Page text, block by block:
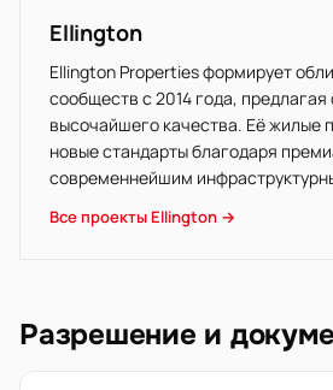
Ellington
Ellington Properties формирует
сообществ с 2014 года, предлагая
высочайшего качества. Её жилые
новые стандарты благодаря
современнейшим
Все проекты Ellington →
Разрешение и